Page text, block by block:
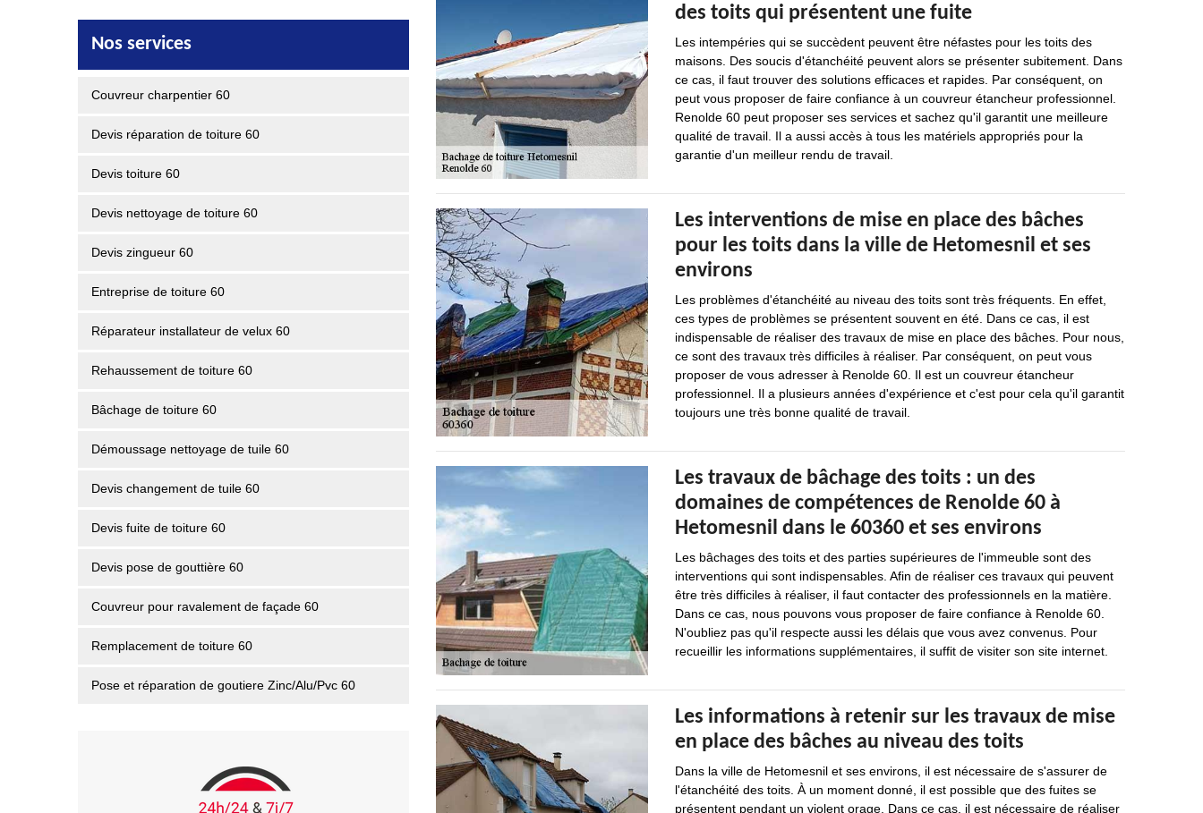
Nos services
Couvreur charpentier 60
Devis réparation de toiture 60
Devis toiture 60
Devis nettoyage de toiture 60
Devis zingueur 60
Entreprise de toiture 60
Réparateur installateur de velux 60
Rehaussement de toiture 60
Bâchage de toiture 60
Démoussage nettoyage de tuile 60
Devis changement de tuile 60
Devis fuite de toiture 60
Devis pose de gouttière 60
Couvreur pour ravalement de façade 60
Remplacement de toiture 60
Pose et réparation de goutiere Zinc/Alu/Pvc 60
des toits qui présentent une fuite
Les intempéries qui se succèdent peuvent être néfastes pour les toits des
maisons. Des soucis d'étanchéité peuvent alors se présenter subitement. Dans
ce cas, il faut trouver des solutions efficaces et rapides. Par conséquent, on
peut vous proposer de faire confiance à un couvreur étancheur professionnel.
Renolde 60 peut proposer ses services et sachez qu'il garantit une meilleure
qualité de travail. Il a aussi accès à tous les matériels appropriés pour la
garantie d'un meilleur rendu de travail.
Les interventions de mise en place des bâches
pour les toits dans la ville de Hetomesnil et ses
environs
Les problèmes d'étanchéité au niveau des toits sont très fréquents. En effet,
ces types de problèmes se présentent souvent en été. Dans ce cas, il est
indispensable de réaliser des travaux de mise en place des bâches. Pour nous,
ce sont des travaux très difficiles à réaliser. Par conséquent, on peut vous
proposer de vous adresser à Renolde 60. Il est un couvreur étancheur
professionnel. Il a plusieurs années d'expérience et c'est pour cela qu'il garantit
toujours une très bonne qualité de travail.
Les travaux de bâchage des toits : un des
domaines de compétences de Renolde 60 à
Hetomesnil dans le 60360 et ses environs
Les bâchages des toits et des parties supérieures de l'immeuble sont des
interventions qui sont indispensables. Afin de réaliser ces travaux qui peuvent
être très difficiles à réaliser, il faut contacter des professionnels en la matière.
Dans ce cas, nous pouvons vous proposer de faire confiance à Renolde 60.
N'oubliez pas qu'il respecte aussi les délais que vous avez convenus. Pour
recueillir les informations supplémentaires, il suffit de visiter son site internet.
Les informations à retenir sur les travaux de mise
en place des bâches au niveau des toits
Dans la ville de Hetomesnil et ses environs, il est nécessaire de s'assurer de
l'étanchéité des toits. À un moment donné, il est possible que des fuites se
présentent pendant un violent orage. Dans ce cas, il est nécessaire de réaliser